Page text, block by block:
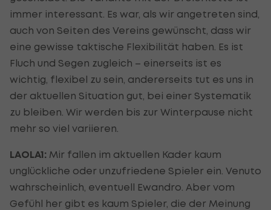
immer interessant. Es war, als wir angetreten sind,
auch von Seiten des Vereins gewünscht, dass wir
eine gewisse taktische Flexibilität haben. Es ist
Fluch und Segen zugleich – einerseits ist es
wichtig, flexibel zu sein, andererseits tut es uns in
der aktuellen Situation gut, bei einer Systematik
zu bleiben. Wir werden bis zur Winterpause nicht
mehr so viel variieren.
LAOLA1: Mir fallen im aktuellen Kader kaum
unglückliche oder unzufriedene Spieler ein. Venuto
wahrscheinlich, eventuell Ewandro. Aber vom
Gefühl her gibt es kaum Spieler, die der Meinung